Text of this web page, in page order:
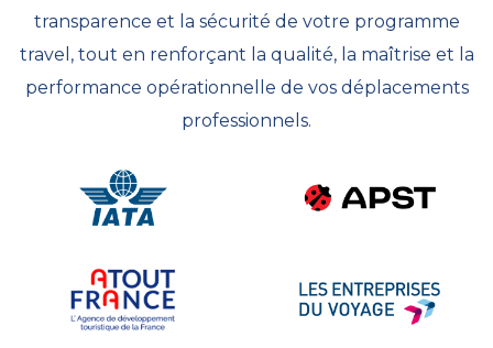
transparence et la sécurité de votre programme
travel, tout en renforçant la qualité, la maîtrise et la
performance opérationnelle de vos déplacements
professionnels.